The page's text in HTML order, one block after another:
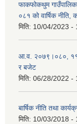
फाकफोकथुम
०८१ को वार्षिक नीति,
मिति: 10/04/2023 -
आ.व. २०७९।०८०, ११
र बजेट
मिति: 06/28/2022 -
बार्षिक नीति तथा
मिति: 10/03/2018 -